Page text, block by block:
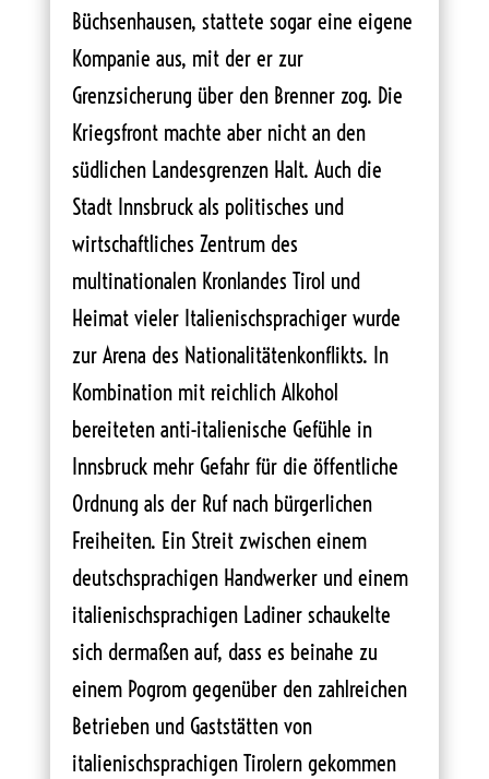
Büchsenhausen, stattete sogar eine eigene
Kompanie aus, mit der er zur
Grenzsicherung über den Brenner zog. Die
Kriegsfront machte aber nicht an den
südlichen Landesgrenzen Halt. Auch die
Stadt Innsbruck als politisches und
wirtschaftliches Zentrum des
multinationalen Kronlandes Tirol und
Heimat vieler Italienischsprachiger wurde
zur Arena des Nationalitätenkonflikts. In
Kombination mit reichlich Alkohol
bereiteten anti-italienische Gefühle in
Innsbruck mehr Gefahr für die öffentliche
Ordnung als der Ruf nach bürgerlichen
Freiheiten. Ein Streit zwischen einem
deutschsprachigen Handwerker und einem
italienischsprachigen Ladiner schaukelte
sich dermaßen auf, dass es beinahe zu
einem Pogrom gegenüber den zahlreichen
Betrieben und Gaststätten von
italienischsprachigen Tirolern gekommen